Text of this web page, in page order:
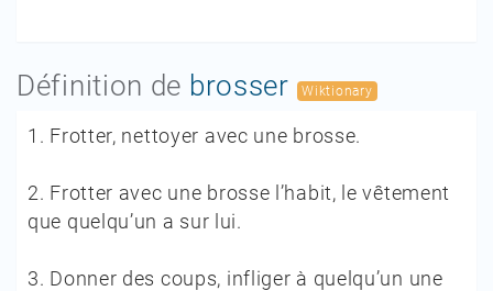
Définition de brosser Wiktionary
1. Frotter, nettoyer avec une brosse.
2. Frotter avec une brosse l’habit, le vêtement
que quelqu’un a sur lui.
3. Donner des coups, infliger à quelqu’un une